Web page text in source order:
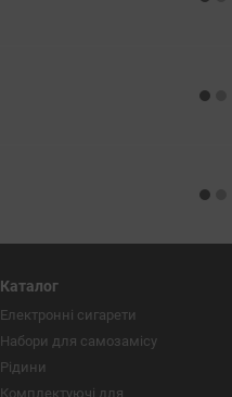
Каталог
Електронні сигарети
Набори для самозамісу
Рідини
Комплектуючі для